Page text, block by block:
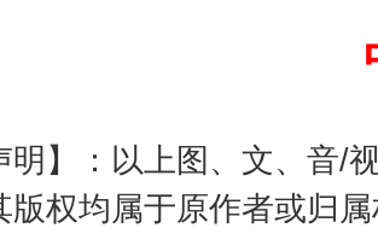
明】：以上图、文、音/
版权均属于原作者或归